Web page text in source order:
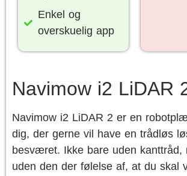
Enkel og
overskuelig app
Navimow i2 LiDAR
Navimow i2 LiDAR 2 er en
dig, der gerne vil have en trådløs
besværet. Ikke bare uden kanttråd,
uden den der følelse af, at du skal